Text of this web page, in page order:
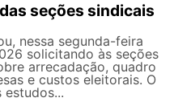
seções sindicais
nessa segunda-feira
solicitando às seções
arrecadação, quadro
e custos eleitorais. O